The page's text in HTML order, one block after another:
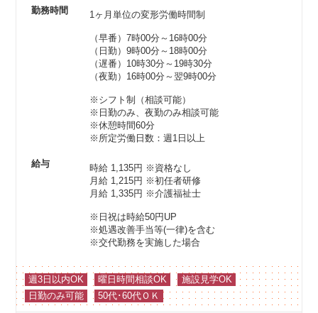
勤務時間 1ヶ月単位の変形労働時間制
（早番）7時00分～16時00分
（日勤）9時00分～18時00分
（遅番）10時30分～19時30分
（夜勤）16時00分～翌9時00分
※シフト制（相談可能）
※日勤のみ、夜勤のみ相談可能
※休憩時間60分
※所定労働日数：週1日以上
給与 時給 1,135円 ※資格なし
月給 1,215円 ※初任者研修
月給 1,335円 ※介護福祉士
※日祝は時給50円UP
※処遇改善手当等(一律)を含む
※交代勤務を実施した場合
週3日以内OK 曜日時間相談OK
施設見学OK
日勤のみ可能
50代･60代ＯＫ